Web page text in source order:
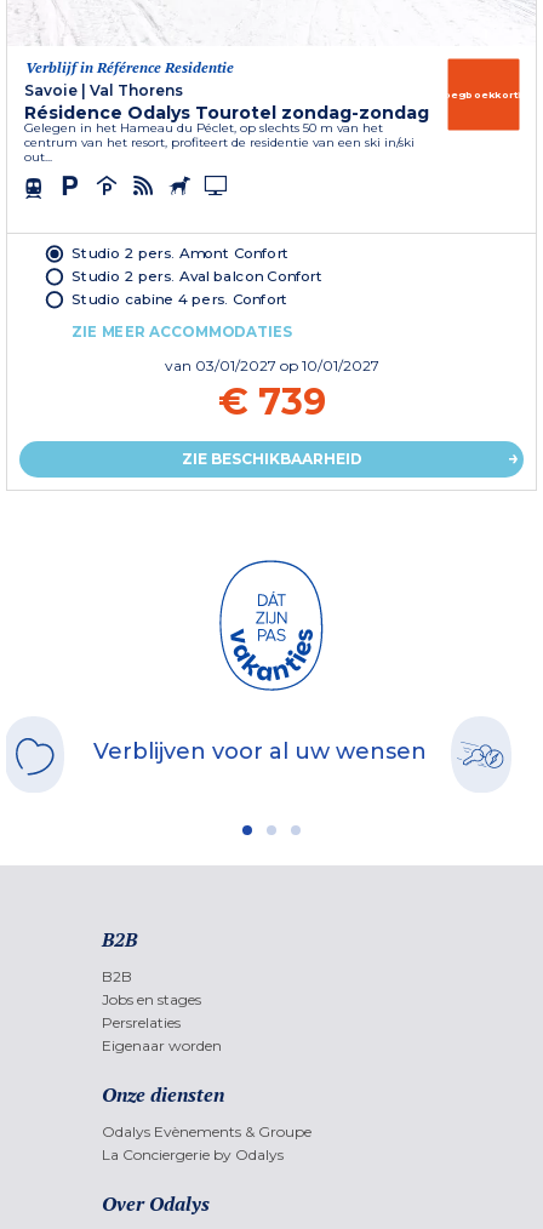
Verblijf in Référence Residentie
Savoie
Val Thorens
Résidence Odalys Tourotel zondag-zondag
Gelegen in het Hameau du Péclet, op slechts 50 m van het
centrum van het resort, profiteert de residentie van een ski in/ski
out...
Vroegboekkorting
Studio 2 pers. Amont Confort
Studio 2 pers. Aval balcon Confort
Studio cabine 4 pers. Confort
ZIE MEER ACCOMMODATIES
van 03/01/2027 op 10/01/2027
€ 739
ZIE BESCHIKBAARHEID
Verblijven voor al uw wensen
B2B
B2B
Jobs en stages
Persrelaties
Eigenaar worden
Onze diensten
Odalys Evènements & Groupe
La Conciergerie by Odalys
Over Odalys